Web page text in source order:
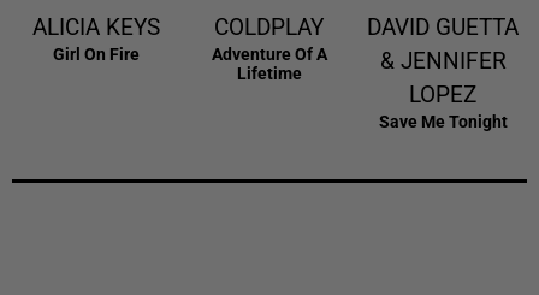
ALICIA KEYS
Girl On Fire
COLDPLAY
Adventure Of A
Lifetime
DAVID GUETTA
& JENNIFER
LOPEZ
Save Me Tonight